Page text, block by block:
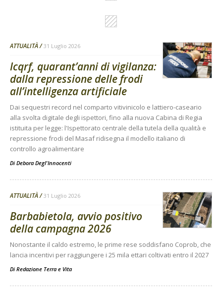
ATTUALITÀ 31 Luglio 2026
Icqrf, quarant’anni di vigilanza:
dalla repressione delle frodi
all’intelligenza artificiale
Dai sequestri record nel comparto vitivinicolo e lattiero-caseario
alla svolta digitale degli ispettori, fino alla nuova Cabina di Regia
istituita per legge: l'Ispettorato centrale della tutela della qualità e
repressione frodi del Masaf ridisegna il modello italiano di
controllo agroalimentare
Di Debora Degl'Innocenti
ATTUALITÀ 31 Luglio 2026
Barbabietola, avvio positivo
della campagna 2026
Nonostante il caldo estremo, le prime rese soddisfano Coprob, che
lancia incentivi per raggiungere i 25 mila ettari coltivati entro il 2027
Di Redazione Terra e Vita